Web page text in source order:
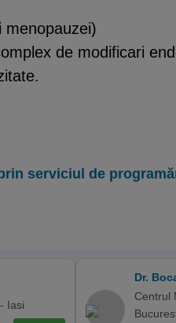
menopauzei)
de modificari
serviciul de
Iasi
Dr.
Centrul